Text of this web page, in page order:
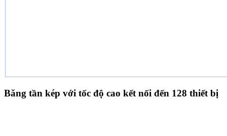
Băng tần kép với tốc độ cao kết nối đến 128 thiết bị